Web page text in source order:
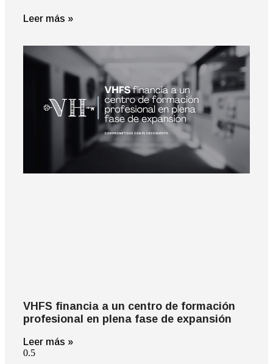
Leer más »
VHFS financia a un centro de formación
profesional en plena fase de expansión
Leer más »